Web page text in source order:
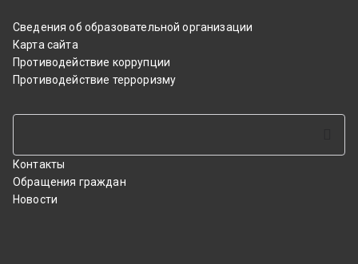
Сведения об образовательной организации
Карта сайта
Противодействие коррупции
Противодействие терроризму
Контакты
Обращения граждан
Новости